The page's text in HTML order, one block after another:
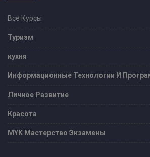
Все Курсы
Туризм
кухня
Информационные Технологии И
Личное Развитие
Красота
MYK Мастерство Экзамены